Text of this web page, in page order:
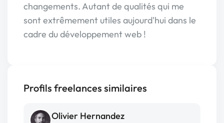
changements. Autant de qualités qui me
sont extrêmement utiles aujourd'hui dans le
cadre du développement web !
Profils freelances similaires
Olivier Hernandez